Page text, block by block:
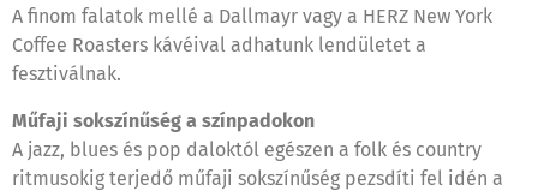
A finom falatok mellé a Dallmayr vagy a HERZ New York
Coffee Roasters kávéival adhatunk lendületet a
fesztiválnak.
Műfaji sokszínűség a színpadokon
A jazz, blues és pop daloktól egészen a folk és country
ritmusokig terjedő műfaji sokszínűség pezsdíti fel idén a